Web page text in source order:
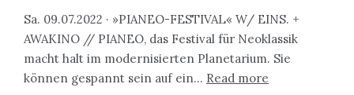
Sa. 09.07.2022 · »PIANEO-FESTIVAL« W/ EINS. +
AWAKINO // PIANEO, das Festival für Neoklassik
macht halt im modernisierten Planetarium. Sie
können gespannt sein auf ein… Read more